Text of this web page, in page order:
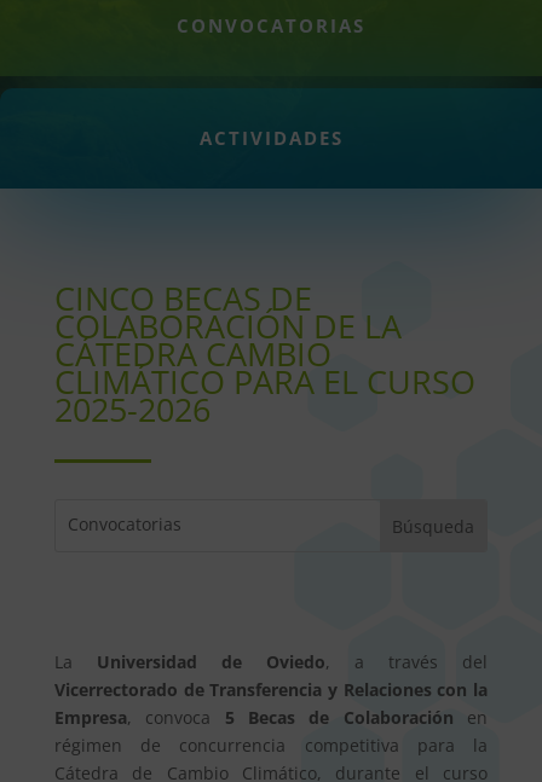
CONVOCATORIAS
ACTIVIDADES
CINCO BECAS DE
COLABORACIÓN DE LA
CÁTEDRA CAMBIO
CLIMÁTICO PARA EL CURSO
2025-2026
La Universidad de Oviedo, a través del
Vicerrectorado de Transferencia y Relaciones con la
Empresa, convoca 5 Becas de Colaboración en
régimen de concurrencia competitiva para la
Cátedra de Cambio Climático, durante el curso